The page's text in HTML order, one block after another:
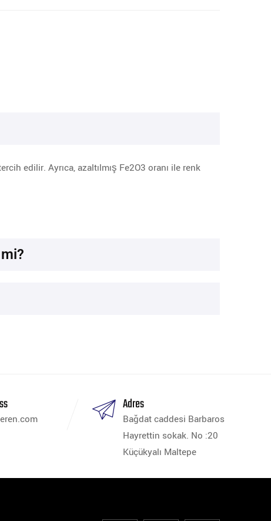
edilir. Ayrıca, azaltılmış Fe2O3 oranı ile renk
Adres
Bağdat caddesi Barbaros
Hayrettin sokak. No :20
Küçükyalı Maltepe